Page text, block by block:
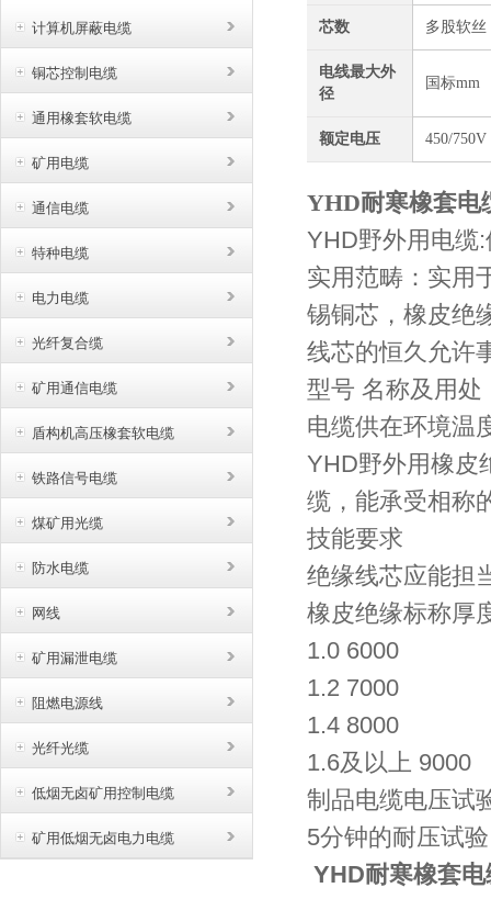
计算机屏蔽电缆
铜芯控制电缆
通用橡套软电缆
矿用电缆
通信电缆
特种电缆
电力电缆
光纤复合缆
矿用通信电缆
盾构机高压橡套软电缆
铁路信号电缆
煤矿用光缆
防水电缆
网线
矿用漏泄电缆
阻燃电源线
光纤光缆
低烟无卤矿用控制电缆
矿用低烟无卤电力电缆
芯数 多股软丝
电线最大外
径
国标mm
额定电压 450/750V
YHD耐寒橡套电
YHD野外用电
实用范畴：实用
锡铜芯，橡皮绝
线芯的恒久允许
型号 名称及用处
电缆供在环境温
YHD野外用橡皮
缆，能承受相称
技能要求
绝缘线芯应能担
橡皮绝缘标称厚
1.0 6000
1.2 7000
1.4 8000
1.6及以上 9000
制品电缆电压试
5分钟的耐压试
YHD耐寒橡套